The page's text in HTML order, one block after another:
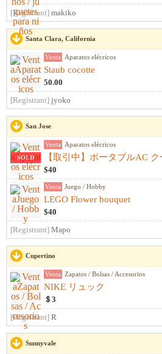
[Registrant] makiko
Santa Clara, California
Venta Aparatos elécricos
Staub cocotte
50.00
[Registrant] jyoko
San Jose
SOLD
Venta Aparatos elécricos
【取引中】ポータブルAC
$40
Venta Juego / Hobby
LEGO Flower bouquet
$40
[Registrant] Mapo
Cupertino
Venta Zapatos / Bolsas / Accesorios
NIKE リュック
＄3
[Registrant] R
Sunnyvale